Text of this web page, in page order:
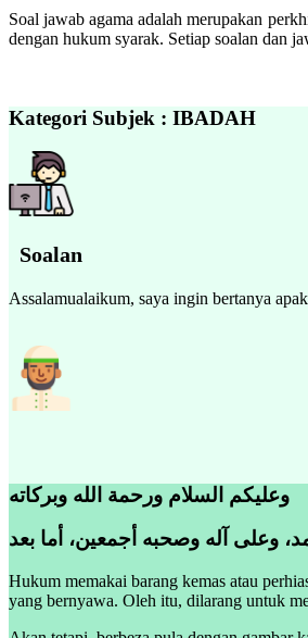
Soal jawab agama adalah merupakan
dengan hukum syarak. Setiap soalan dan
Kategori Subjek : IBADAH
Soalan
Assalamualaikum, saya ingin bertanya
وعليكم السلام ورحمة الله وبركاته
وعلى آله وصحبه أجمعين، أما بعد
Hukum memakai barang kemas atau
yang bernyawa. Oleh itu, dilarang untuk